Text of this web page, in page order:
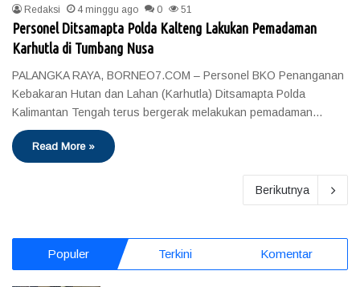
Redaksi 4 minggu ago 0 51
Personel Ditsamapta Polda Kalteng Lakukan Pemadaman
Karhutla di Tumbang Nusa
PALANGKA RAYA, BORNEO7.COM – Personel BKO Penanganan
Kebakaran Hutan dan Lahan (Karhutla) Ditsamapta Polda
Kalimantan Tengah terus bergerak melakukan pemadaman…
Read More »
Berikutnya
Populer Terkini Komentar